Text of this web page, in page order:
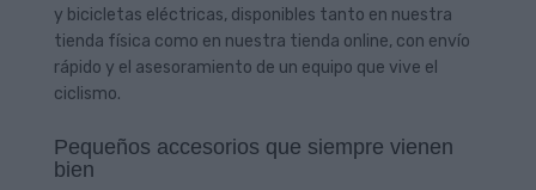
y bicicletas eléctricas, disponibles tanto en nuestra
tienda física como en nuestra tienda online, con envío
rápido y el asesoramiento de un equipo que vive el
ciclismo.
Pequeños accesorios que siempre vienen
bien